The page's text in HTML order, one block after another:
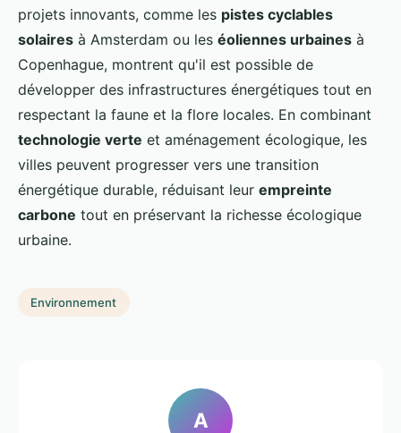
projets innovants, comme les pistes cyclables
solaires à Amsterdam ou les éoliennes urbaines à
Copenhague, montrent qu'il est possible de
développer des infrastructures énergétiques tout en
respectant la faune et la flore locales. En combinant
technologie verte et aménagement écologique, les
villes peuvent progresser vers une transition
énergétique durable, réduisant leur empreinte
carbone tout en préservant la richesse écologique
urbaine.
Environnement
A